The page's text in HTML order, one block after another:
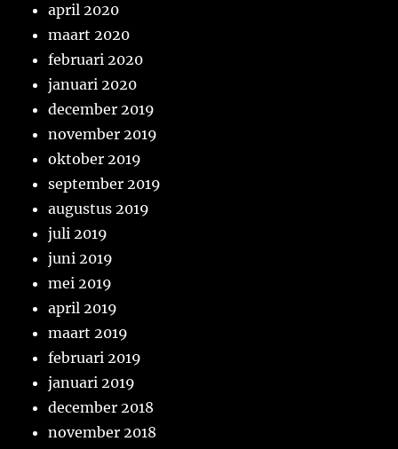
april 2020
maart 2020
februari 2020
januari 2020
december 2019
november 2019
oktober 2019
september 2019
augustus 2019
juli 2019
juni 2019
mei 2019
april 2019
maart 2019
februari 2019
januari 2019
december 2018
november 2018